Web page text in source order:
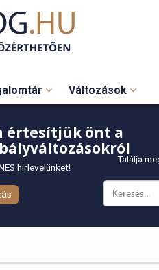
Változások
értesítjük önt a
hírlevelünket!
Találja